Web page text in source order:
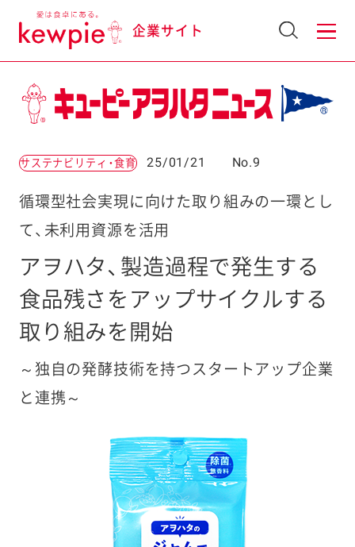
企業サイト
サステナビリティ・食育 25/01/21 No.9
循環型社会実現に向けた取り組みの一環とし
て、未利用資源を活用
アヲハタ、製造過程で発生する
食品残さをアップサイクルする
取り組みを開始
～独自の発酵技術を持つスタートアップ企業
と連携～